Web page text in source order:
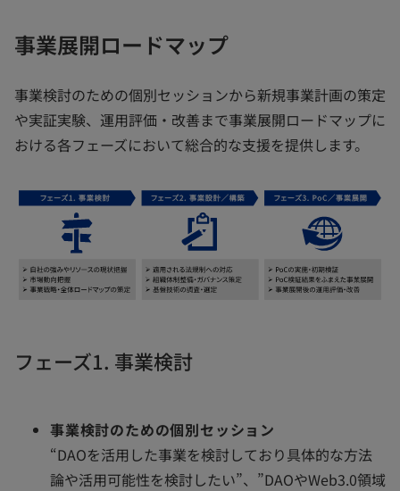
事業展開ロードマップ
事業検討のための個別セッションから新規事業計画の策定
や実証実験、運用評価・改善まで事業展開ロードマップに
おける各フェーズにおいて総合的な支援を提供します。
フェーズ1. 事業検討
事業検討のための個別セッション
“DAOを活用した事業を検討しており具体的な方法
論や活用可能性を検討したい”、”DAOやWeb3.0領域